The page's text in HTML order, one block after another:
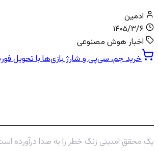
ادمین
۱۴۰۵/۳/۶
اخبار هوش مصنوعی
خرید جم، سی‌پی و شارژ بازی‌ها با تحویل
یک محقق امنیتی زنگ خطر را به صدا درآورده